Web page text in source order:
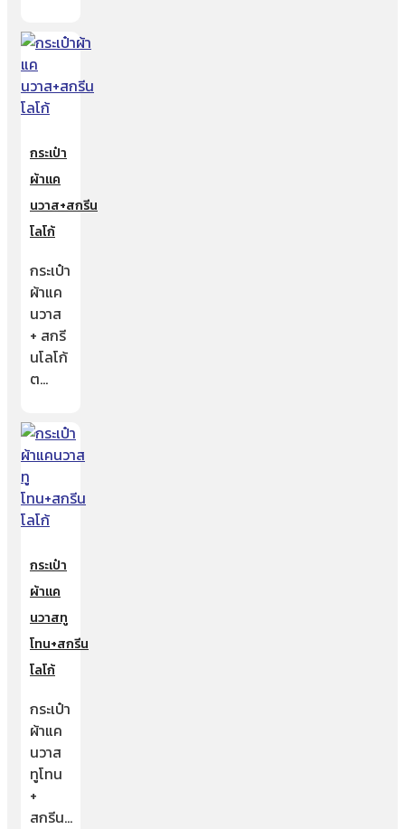
กระเป๋า
ผ้าแค
นวาส+สกรีน
โลโก้
กระเป๋า
ผ้าแค
นวาส
+ สกรี
นโลโก้
ต…
กระเป๋า
ผ้าแค
นวาสทู
โทน+สกรีน
โลโก้
กระเป๋า
ผ้าแค
นวาส
ทูโทน
+
สกรีน…